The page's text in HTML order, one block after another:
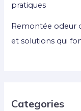
pratiques
Remontée odeur
et solutions qui
Categories